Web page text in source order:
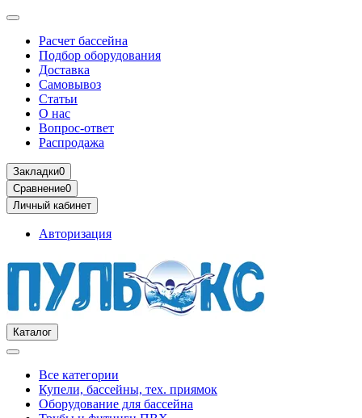
Расчет бассейна
Подбор оборудования
Доставка
Самовывоз
Статьи
О нас
Вопрос-ответ
Распродажа
Закладки0
Сравнение0
Личный кабинет
Авторизация
Каталог
Все категории
Купели, бассейны, тех. приямок
Оборудование для бассейна